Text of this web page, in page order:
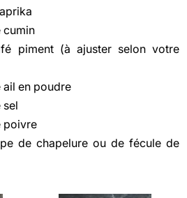
cumin
piment (à ajuster selon votre
ail en poudre
sel
poivre
de chapelure ou de fécule de